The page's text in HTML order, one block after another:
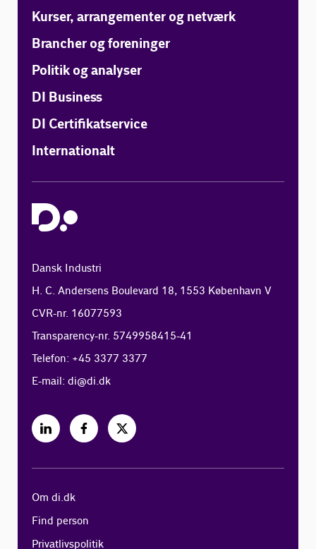
Kurser, arrangementer og netværk
Brancher og foreninger
Politik og analyser
DI Business
DI Certifikatservice
Internationalt
Dansk Industri
H. C. Andersens Boulevard 18, 1553 København V
CVR-nr. 16077593
Transparency-nr. 5749958415-41
Telefon: +45 3377 3377
E-mail:di@di.dk
Om di.dk
Find person
Privatlivspolitik